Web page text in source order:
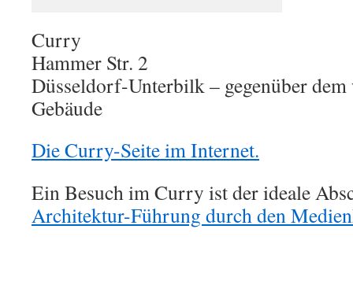
Curry
Hammer Str. 2
Düsseldorf-Unterbilk – gegenüber
Gebäude
Die Curry-Seite im Internet.
Ein Besuch im Curry ist der ideale
Architektur-Führung durch den